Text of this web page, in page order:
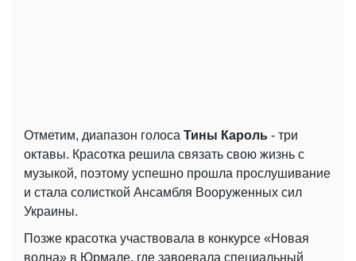
Отметим, диапазон голоса Тины Кароль - три
октавы. Красотка решила связать свою жизнь с
музыкой, поэтому успешно прошла прослушивание
и стала солисткой Ансамбля Вооруженных сил
Украины.
Позже красотка участвовала в конкурсе «Новая
волна» в Юрмале, где завоевала специальный